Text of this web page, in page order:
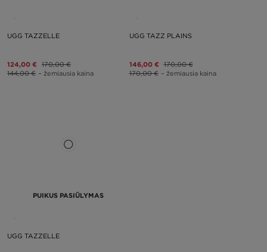
UGG TAZZELLE
124,00 € 170,00 €
144,00 € – žemiausia kaina
UGG TAZZ PLAINS
146,00 € 170,00 €
170,00 € – žemiausia kaina
PUIKUS PASIŪLYMAS
UGG TAZZELLE